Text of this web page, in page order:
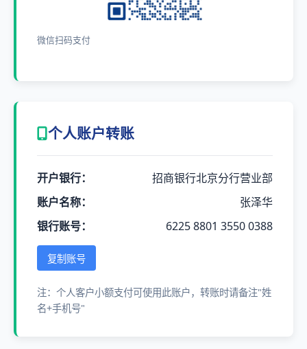
微信扫码支付
个人账户转账
开户银行：
招商银行北京分行营业部
账户名称：
张泽华
银行账号：
6225 8801 3550 0388
复制账号
注：个人客户小额支付可使用此账户，转账时请备注"姓
名+手机号"